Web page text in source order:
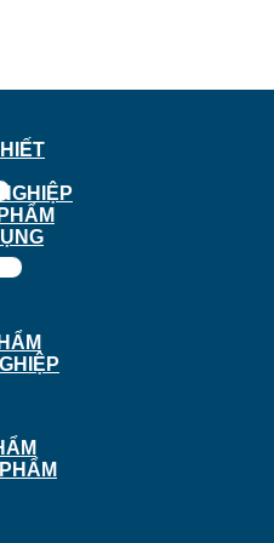
Phường Chợ Lớn, TP.